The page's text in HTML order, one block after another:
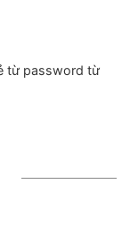
từ password từ